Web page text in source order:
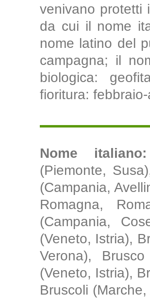
venivano protetti
da cui il nome
nome latino del
campagna; il
biologica:
fioritura:
Nome
(Piemonte,
(Campania,
Romagna,
(Campania,
(Veneto, Istria),
Verona),
(Veneto, Istria),
Bruscoli